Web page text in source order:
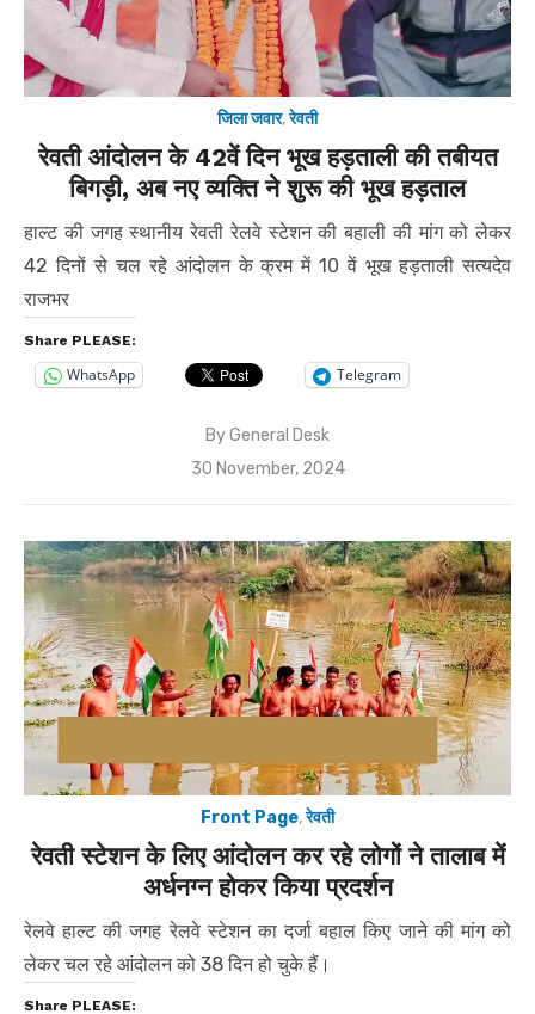
जिला जवार,रेवती
रेवती आंदोलन के 42वें दिन भूख हड़ताली की तबीयत
बिगड़ी, अब नए व्यक्ति ने शुरू की भूख हड़ताल
हाल्ट की जगह स्थानीय रेवती रेलवे स्टेशन की बहाली की मांग को लेकर
42 दिनों से चल रहे आंदोलन के क्रम में 10 वें भूख हड़ताली सत्यदेव
राजभर
Share PLEASE:
WhatsApp Telegram
ByGeneral Desk
Posted
30 November, 2024
Front Page,रेवती
रेवती स्टेशन के लिए आंदोलन कर रहे लोगों ने तालाब में
अर्धनग्न होकर किया प्रदर्शन
रेलवे हाल्ट की जगह रेलवे स्टेशन का दर्जा बहाल किए जाने की मांग को
लेकर चल रहे आंदोलन को 38 दिन हो चुके हैं।
Share PLEASE: